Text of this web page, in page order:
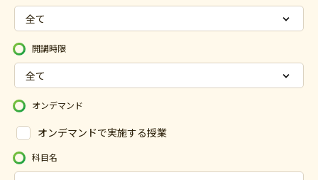
開講時限
オンデマンド
オンデマンドで実施する授業
科目名